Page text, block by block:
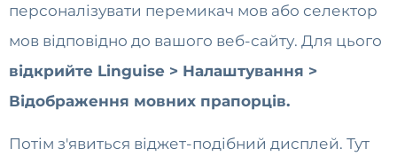
персоналізувати перемикач мов або селектор
мов відповідно до вашого веб-сайту. Для цього
відкрийте Linguise > Налаштування >
Відображення мовних прапорців.
Потім з'явиться віджет-подібний дисплей. Тут